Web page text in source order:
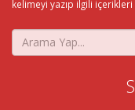
kelimeyi yazıp ilgili